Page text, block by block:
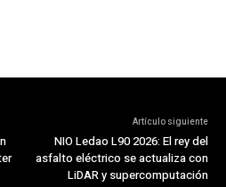
Artículo siguiente
NIO Ledao L90 2026: El rey del
asfalto eléctrico se actualiza con
LiDAR y supercomputación